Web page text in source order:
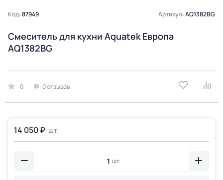
Код:87949 Артикул:AQ1382BG
Смеситель для кухни Aquatek Европа
AQ1382BG
0 0 отзывов
14 050 ₽ шт
шт